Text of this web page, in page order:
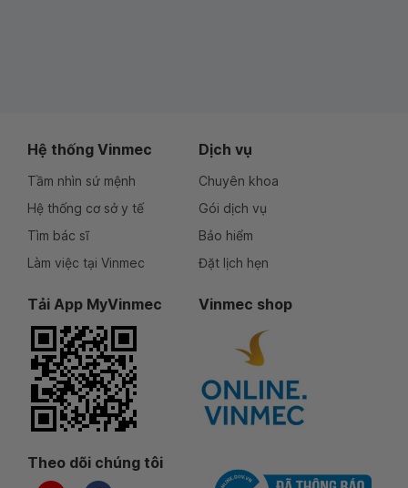
Hệ thống Vinmec
Tầm nhìn sứ mệnh
Hệ thống cơ sở y tế
Tìm bác sĩ
Làm việc tại Vinmec
Dịch vụ
Chuyên khoa
Gói dịch vụ
Bảo hiểm
Đặt lịch hẹn
Tải App MyVinmec Vinmec shop
Theo dõi chúng tôi